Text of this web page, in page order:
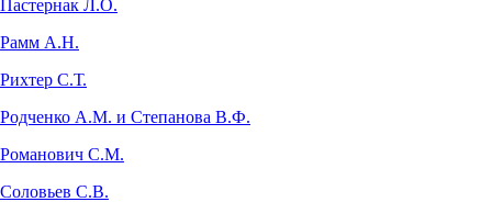
Пастернак Л.О.
Рамм А.Н.
Рихтер С.Т.
Родченко А.М. и Степанова В.Ф.
Романович С.М.
Соловьев С.В.